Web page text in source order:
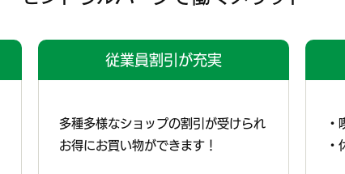
従業員割引が充実
多種多様なショップの割引が受けられ
お得にお買い物ができます！
・
・